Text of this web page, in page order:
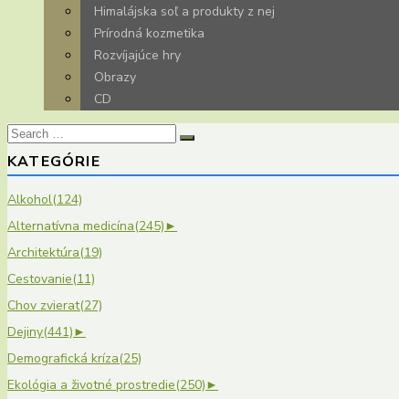
Himalájska soľ a produkty z nej
Prírodná kozmetika
Rozvíjajúce hry
Obrazy
CD
Search
for:
KATEGÓRIE
Alkohol(124)
Alternatívna medicína(245)►
Architektúra(19)
Cestovanie(11)
Chov zvierat(27)
Dejiny(441)►
Demografická kríza(25)
Ekológia a životné prostredie(250)►